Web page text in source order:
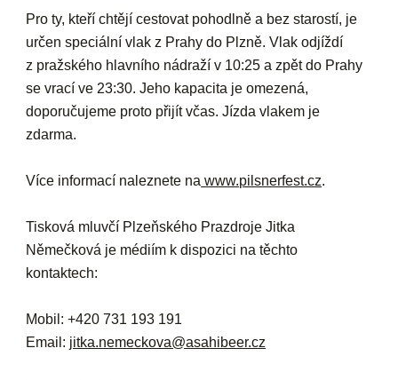
Pro ty, kteří chtějí cestovat pohodlně a bez starostí, je
určen speciální vlak z Prahy do Plzně. Vlak odjíždí
z pražského hlavního nádraží v 10:25 a zpět do Prahy
se vrací ve 23:30. Jeho kapacita je omezená,
doporučujeme proto přijít včas. Jízda vlakem je
zdarma.
Více informací naleznete na www.pilsnerfest.cz.
Tisková mluvčí Plzeňského Prazdroje Jitka
Němečková je médiím k dispozici na těchto
kontaktech:
Mobil: +420 731 193 191
Email: jitka.nemeckova@asahibeer.cz